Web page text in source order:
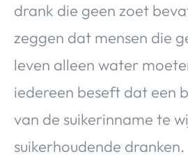
drank die geen zoet
zeggen dat mensen die
leven alleen water
iedereen beseft dat een
van de suikerinname te
suikerhoudende dranken.